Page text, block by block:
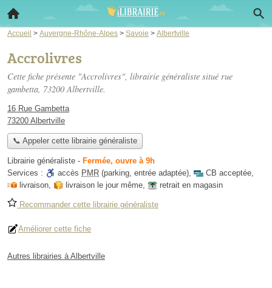
Accueil > Auvergne-Rhône-Alpes > Savoie > Albertville
Accrolivres
Cette fiche présente "Accrolivres", librairie généraliste situé rue
gambetta, 73200 Albertville.
16 Rue Gambetta
73200 Albertville
📞 Appeler cette librairie généraliste
Librairie généraliste - Fermée, ouvre à 9h
Services :
accès PMR (parking, entrée adaptée), CB acceptée,
livraison, livraison le jour même, retrait en magasin
Recommander cette librairie généraliste
Améliorer cette fiche
Autres librairies à Albertville